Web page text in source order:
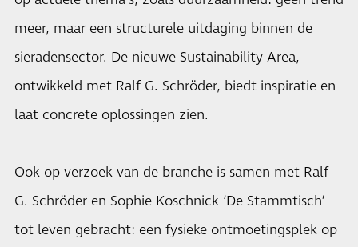
meer, maar een structurele uitdaging binnen de
sieradensector. De nieuwe Sustainability Area,
ontwikkeld met Ralf G. Schröder, biedt inspiratie en
laat concrete oplossingen zien.
Ook op verzoek van de branche is samen met Ralf
G. Schröder en Sophie Koschnick ‘De Stammtisch’
tot leven gebracht: een fysieke ontmoetingsplek op